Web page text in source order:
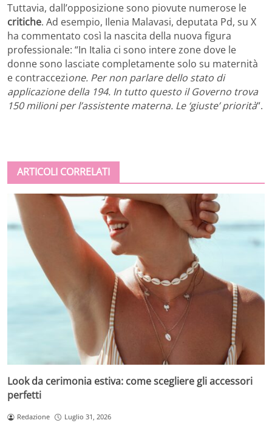
Tuttavia, dall’opposizione sono piovute numerose le
critiche. Ad esempio, Ilenia Malavasi, deputata Pd, su X
ha commentato così la nascita della nuova figura
professionale: “In Italia ci sono intere zone dove le
donne sono lasciate completamente solo su maternità
e contraccezione. Per non parlare dello stato di
applicazione della 194. In tutto questo il Governo trova
150 milioni per l’assistente materna. Le ‘giuste’ priorità“.
ARTICOLI CORRELATI
Look da cerimonia estiva: come scegliere gli accessori
perfetti
Redazione Luglio 31, 2026